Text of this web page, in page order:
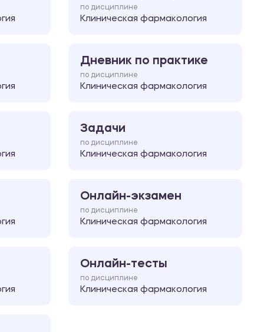
по дисциплине
Клиническая фармакология
Дневник по практике
по дисциплине
Клиническая фармакология
Задачи
по дисциплине
Клиническая фармакология
Онлайн-экзамен
по дисциплине
Клиническая фармакология
Онлайн-тесты
по дисциплине
Клиническая фармакология